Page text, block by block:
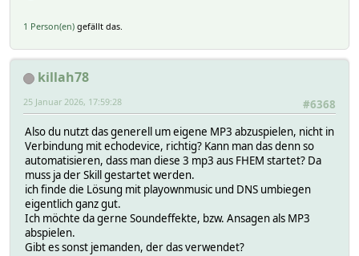
1 Person(en) gefällt das.
killah78
#6368
25 Januar 2026, 17:59:28
Also du nutzt das generell um eigene MP3 abzuspielen, nicht in
Verbindung mit echodevice, richtig? Kann man das denn so
automatisieren, dass man diese 3 mp3 aus FHEM startet? Da
muss ja der Skill gestartet werden.
ich finde die Lösung mit playownmusic und DNS umbiegen
eigentlich ganz gut.
Ich möchte da gerne Soundeffekte, bzw. Ansagen als MP3
abspielen.
Gibt es sonst jemanden, der das verwendet?